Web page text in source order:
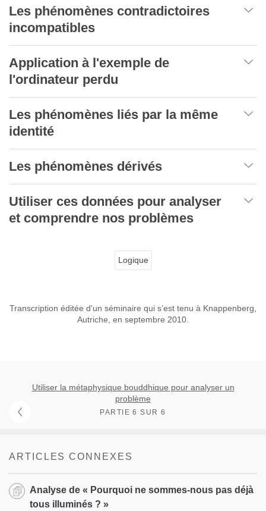
Les phénomènes contradictoires
incompatibles
Application à l'exemple de
l'ordinateur perdu
Les phénomènes liés par la même
identité
Les phénomènes dérivés
Utiliser ces données pour analyser
et comprendre nos problèmes
Logique
Transcription éditée d'un séminaire qui s’est tenu à Knappenberg,
Autriche, en septembre 2010.
Utiliser la métaphysique bouddhique pour analyser un
problème
PARTIE 6 SUR 6
ARTICLES CONNEXES
Analyse de « Pourquoi ne sommes-nous pas déjà
tous illuminés ? »